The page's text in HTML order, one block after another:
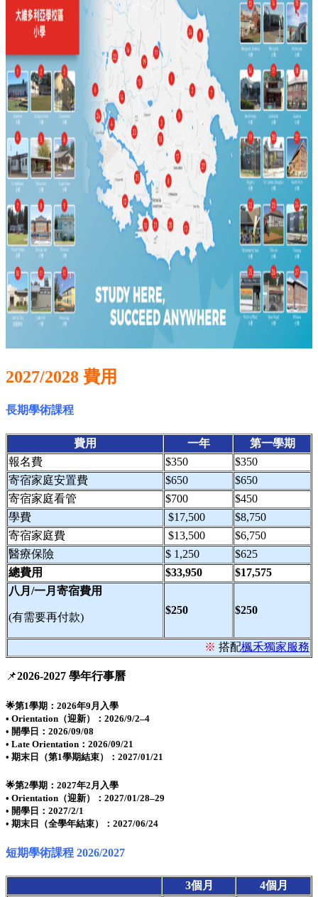
2027/2028 費用
長期學術課程
費用 一年
第一學期
報名費
$350
$350
寄宿家庭安置費
$650
$650
寄宿家庭看管
$700
$450
學費
$17,500
$8,750
寄宿家庭費
$13,500
$6,750
醫療保險
$ 1,250
$625
總費用
$33,950
$17,575
八月/一月寄宿費用
(有需要再付款)
$250 $250
※ 搭配楓禾獨家服務
📌2026-2027 學年行事曆
🌟第1學期：2026年9月入學
• Orientation（迎新）：2026/9/2–4
• 開學日：2026/09/08
• Late Orientation：2026/09/21
• 期末日（第1學期結束）：2027/01/21
🌟第2學期：2027年2月入學
• Orientation（迎新）：2027/01/28–29
• 開學日：2027/2/1
• 期末日（全學年結束）：2027/06/24
短期學術課程 2026/2027
3個月
4個月